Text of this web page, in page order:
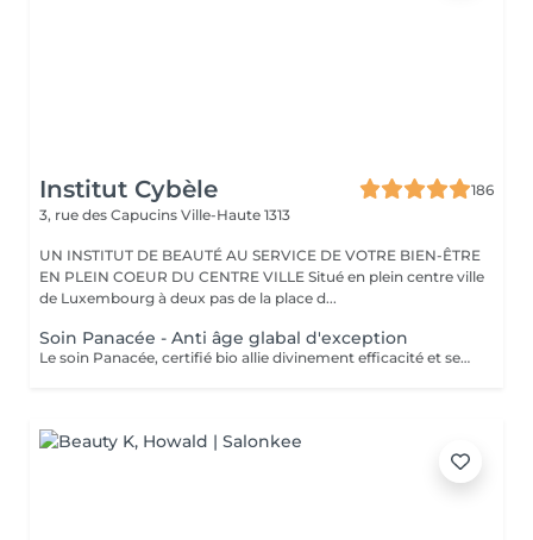
Institut Cybèle
186
3, rue des Capucins Ville-Haute 1313
UN INSTITUT DE BEAUTÉ AU SERVICE DE VOTRE BIEN-ÊTRE
EN PLEIN COEUR DU CENTRE VILLE Situé en plein centre ville
de Luxembourg à deux pas de la place d...
Soin Panacée - Anti âge glabal d'exception
Le soin Panacée, certifié bio allie divinement efficacité et sensorialité et cible tous les signes de l'âge : rides, éclat, fermeté. Des textures originales et un modelage visage resculptant unique réalisé à l'aide du Dermophyt's, un appareil à ondes sonores permettant de travailler les tissus en profondeur, pour des résultats visibles instantanément après un seul soin !